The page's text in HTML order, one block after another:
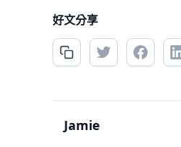
好文分享
Jamie